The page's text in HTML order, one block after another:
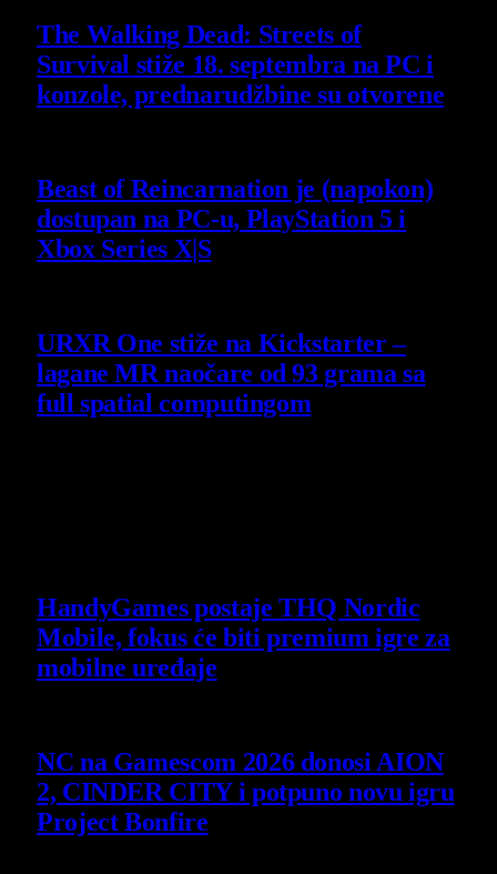
The Walking Dead: Streets of
Survival stiže 18. septembra na PC i
konzole, prednarudžbine su otvorene
Beast of Reincarnation je (napokon)
dostupan na PC-u, PlayStation 5 i
Xbox Series X|S
URXR One stiže na Kickstarter –
lagane MR naočare od 93 grama sa
full spatial computingom
HandyGames postaje THQ Nordic
Mobile, fokus će biti premium igre za
mobilne uređaje
NC na Gamescom 2026 donosi AION
2, CINDER CITY i potpuno novu igru
Project Bonfire